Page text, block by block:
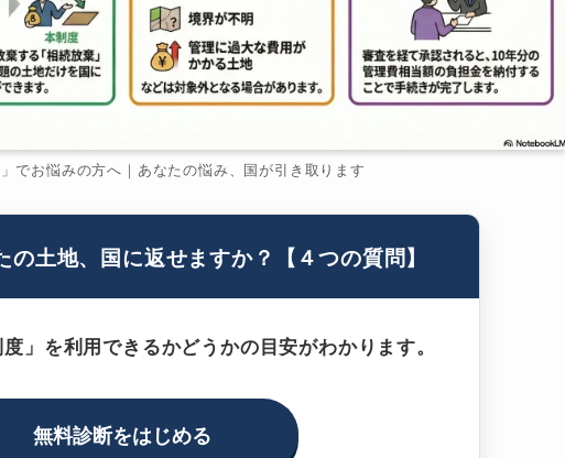
でお悩みの方へ｜あなたの悩み、国が引き取ります
の土地、国に返せますか？【４つの質問】
」を利用できるかどうかの目安がわかります。
無料診断をはじめる